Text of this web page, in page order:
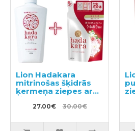
Lion Hadakara
mitrinošas šķidrās
ķermeņa ziepes ar
ziedu aromātu
500ml + pildviela
27.00€ 30.00€